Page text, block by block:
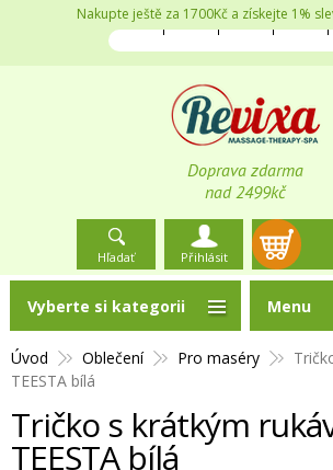
Doprava zdarma
nad 2499kč
Nakupte ještě za 1700Kč a získejte 1%
Hľadať Přihlásit
Úvod Oblečení Pro maséry
TEESTA bílá
Tričko s krátkým
TEESTA bílá
Vyberte si kategorii Menu